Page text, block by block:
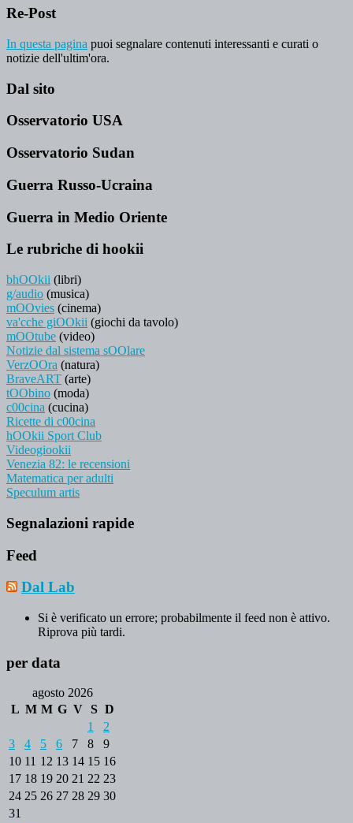
Re-Post
In questa pagina puoi segnalare contenuti interessanti e curati o
notizie dell'ultim'ora.
Dal sito
Osservatorio USA
Osservatorio Sudan
Guerra Russo-Ucraina
Guerra in Medio Oriente
Le rubriche di hookii
bhOOkii (libri)
g/audio (musica)
mOOvies (cinema)
va'cche giOOkii (giochi da tavolo)
mOOtube (video)
Notizie dal sistema sOOlare
VerzOOra (natura)
BraveART (arte)
tOObino (moda)
c00cina (cucina)
Ricette di c00cina
hOOkii Sport Club
Videogiookii
Venezia 82: le recensioni
Matematica per adulti
Speculum artis
Segnalazioni rapide
Feed
Dal Lab
Si è verificato un errore; probabilmente il feed non è attivo.
Riprova più tardi.
per data
agosto 2026
L M M G V S D
1
2
3
4 5 6 7 8
9
10 11 12 13 14 15 16
17 18 19 20 21 22 23
24 25 26 27 28 29 30
31